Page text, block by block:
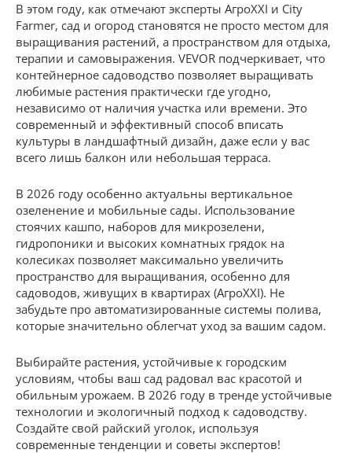
В этом году, как отмечают эксперты АгроXXI и City
Farmer, сад и огород становятся не просто местом для
выращивания растений, а пространством для отдыха,
терапии и самовыражения. VEVOR подчеркивает, что
контейнерное садоводство позволяет выращивать
любимые растения практически где угодно,
независимо от наличия участка или времени. Это
современный и эффективный способ вписать
культуры в ландшафтный дизайн, даже если у вас
всего лишь балкон или небольшая терраса.
В 2026 году особенно актуальны вертикальное
озеленение и мобильные сады. Использование
стоячих кашпо, наборов для микрозелени,
гидропоники и высоких комнатных грядок на
колесиках позволяет максимально увеличить
пространство для выращивания, особенно для
садоводов, живущих в квартирах (АгроXXI). Не
забудьте про автоматизированные системы полива,
которые значительно облегчат уход за вашим садом.
Выбирайте растения, устойчивые к городским
условиям, чтобы ваш сад радовал вас красотой и
обильным урожаем. В 2026 году в тренде устойчивые
технологии и экологичный подход к садоводству.
Создайте свой райский уголок, используя
современные тенденции и советы экспертов!